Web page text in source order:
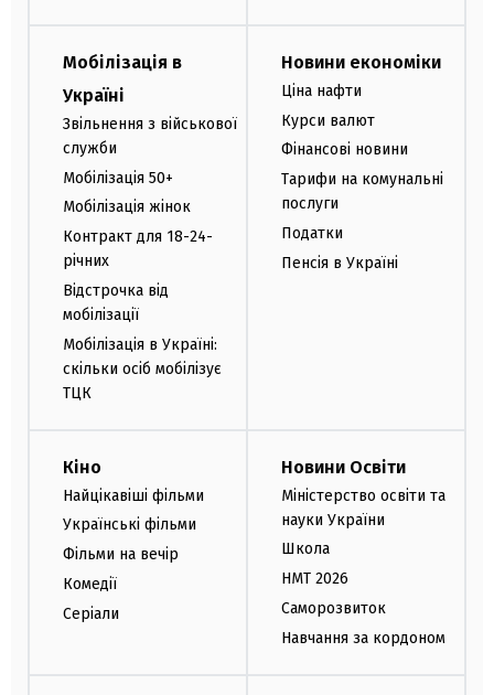
Мобілізація в
Україні
Звільнення з військової
служби
Мобілізація 50+
Мобілізація жінок
Контракт для 18-24-
річних
Відстрочка від
мобілізації
Мобілізація в Україні:
скільки осіб мобілізує
ТЦК
Новини економіки
Ціна нафти
Курси валют
Фінансові новини
Тарифи на комунальні
послуги
Податки
Пенсія в Україні
Кіно
Найцікавіші фільми
Українські фільми
Фільми на вечір
Комедії
Серіали
Новини Освіти
Міністерство освіти та
науки України
Школа
НМТ 2026
Саморозвиток
Навчання за кордоном